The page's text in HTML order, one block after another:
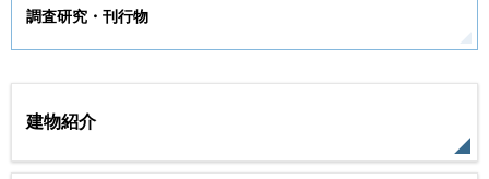
調査研究・刊行物
建物紹介